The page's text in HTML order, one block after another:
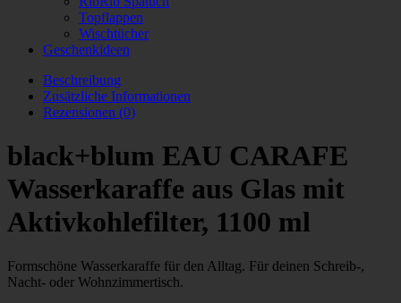
Topflappen
Wischtücher
Geschenkideen
Beschreibung
Zusätzliche Informationen
Rezensionen (0)
black+blum EAU CARAFE
Wasserkaraffe aus Glas mit
Aktivkohlefilter, 1100 ml
Formschöne Wasserkaraffe für den Alltag. Für deinen Schreib-,
Nacht- oder Wohnzimmertisch.